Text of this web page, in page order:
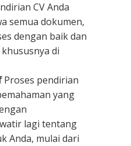
CV Anda
semua dokumen,
dengan baik dan
di
Proses pendirian
yang
lagi tentang
Anda, mulai dari